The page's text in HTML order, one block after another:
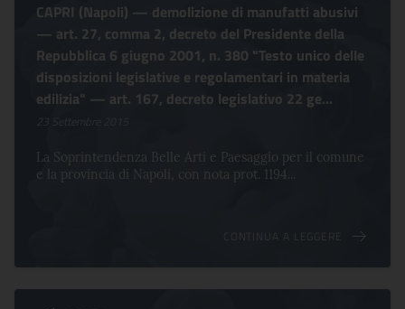
CAPRI (Napoli) — demolizione di manufatti abusivi
— art. 27, comma 2, decreto del Presidente della
Repubblica 6 giugno 2001, n. 380 "Testo unico delle
disposizioni legislative e regolamentari in materia
edilizia" — art. 167, decreto legislativo 22 ge...
23 Settembre 2015
La Soprintendenza Belle Arti e Paesaggio per il comune
e la provincia di Napoli, con nota prot. 1194...
CONTINUA A LEGGERE